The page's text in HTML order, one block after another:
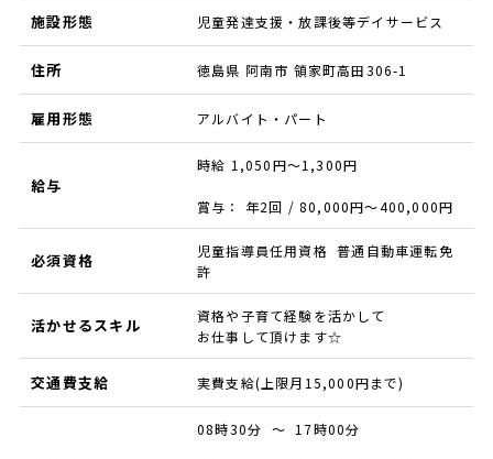
施設形態 児童発達支援・放課後等デイサービス
住所 徳島県 阿南市 領家町高田306-1
雇用形態 アルバイト・パート
給与
時給 1,050円～1,300円
賞与： 年2回 / 80,000円〜400,000円
必須資格
児童指導員任用資格 普通自動車運転免
許
活かせるスキル
資格や子育て経験を活かして
お仕事して頂けます☆
交通費支給 実費支給(上限月15,000円まで)
08時30分 ～ 17時00分